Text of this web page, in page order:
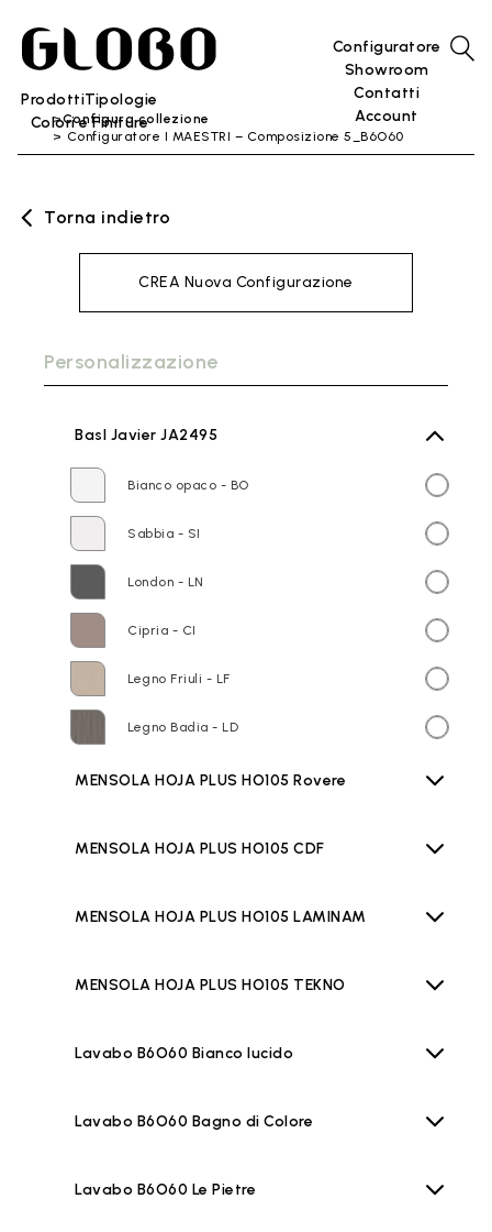
ProdottiTipologie
Colori e Finiture
Configuratore
Showroom
Contatti
Account
Configura collezione
Configuratore I MAESTRI – Composizione 5_B6O60
Torna indietro
CREA Nuova Configurazione
Personalizzazione
BasI Javier JA2495
Bianco opaco - BO
Sabbia - SI
London - LN
Cipria - CI
Legno Friuli - LF
Legno Badia - LD
MENSOLA HOJA PLUS HO105 Rovere
MENSOLA HOJA PLUS HO105 CDF
MENSOLA HOJA PLUS HO105 LAMINAM
MENSOLA HOJA PLUS HO105 TEKNO
Lavabo B6O60 Bianco lucido
Lavabo B6O60 Bagno di Colore
Lavabo B6O60 Le Pietre